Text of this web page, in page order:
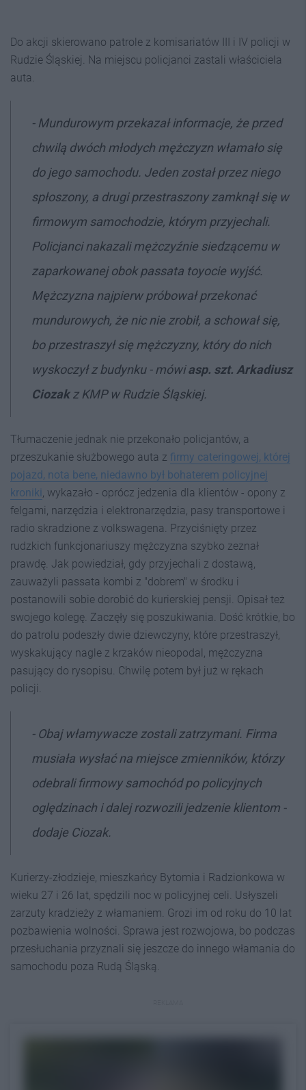
Do akcji skierowano patrole z komisariatów III i IV policji w
Rudzie Śląskiej. Na miejscu policjanci zastali właściciela
auta.
- Mundurowym przekazał informacje, że przed
chwilą dwóch młodych mężczyzn włamało się
do jego samochodu. Jeden został przez niego
spłoszony, a drugi przestraszony zamknął się w
firmowym samochodzie, którym przyjechali.
Policjanci nakazali mężczyźnie siedzącemu w
zaparkowanej obok passata toyocie wyjść.
Mężczyzna najpierw próbował przekonać
mundurowych, że nic nie zrobił, a schował się,
bo przestraszył się mężczyzny, który do nich
wyskoczył z budynku - mówiasp. szt. Arkadiusz
Ciozakz KMP w Rudzie Śląskiej.
Tłumaczenie jednak nie przekonało policjantów, a
przeszukanie służbowego auta z firmy cateringowej, której
pojazd, nota bene, niedawno był bohaterem policyjnej
kroniki , wykazało - oprócz jedzenia dla klientów - opony z
felgami, narzędzia i elektronarzędzia, pasy transportowe i
radio skradzione z volkswagena. Przyciśnięty przez
rudzkich funkcjonariuszy mężczyzna szybko zeznał
prawdę. Jak powiedział, gdy przyjechali z dostawą,
zauważyli passata kombi z "dobrem" w środku i
postanowili sobie dorobić do kurierskiej pensji. Opisał też
swojego kolegę. Zaczęły się poszukiwania. Dość krótkie, bo
do patrolu podeszły dwie dziewczyny, które przestraszył,
wyskakujący nagle z krzaków nieopodal, mężczyzna
pasujący do rysopisu. Chwilę potem był już w rękach
policji.
- Obaj włamywacze zostali zatrzymani. Firma
musiała wysłać na miejsce zmienników, którzy
odebrali firmowy samochód po policyjnych
oględzinach i dalej rozwozili jedzenie klientom -
dodaje Ciozak.
Kurierzy-złodzieje, mieszkańcy Bytomia i Radzionkowa w
wieku 27 i 26 lat, spędzili noc w policyjnej celi. Usłyszeli
zarzuty kradzieży z włamaniem. Grozi im od roku do 10 lat
pozbawienia wolności. Sprawa jest rozwojowa, bo podczas
przesłuchania przyznali się jeszcze do innego włamania do
samochodu poza Rudą Śląską.